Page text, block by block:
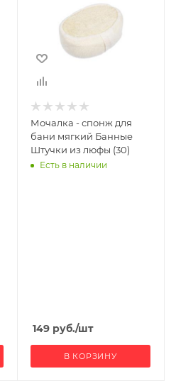
Мочалка - спонж для
бани мягкий Банные
Штучки из люфы (30)
Есть в наличии
149руб./шт
В КОРЗИНУ